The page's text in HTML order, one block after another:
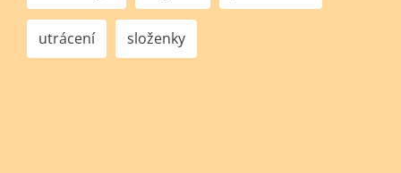
utrácení složenky